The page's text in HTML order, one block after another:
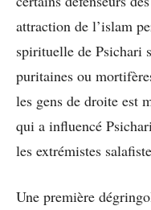
attraction de l’islam
spirituelle de Psichari
puritaines ou
les gens de droite est
qui a influencé
les extrémistes
Une première